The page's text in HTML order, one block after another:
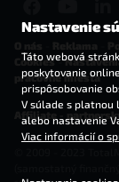
Cookies-
pracovné miesta
Affiliate -
(samostatný
Nastavenie
Táto webová
poskytovanie
prispôsobovanie
V súlade s platnou
alebo nastavenie
Viac informácií o